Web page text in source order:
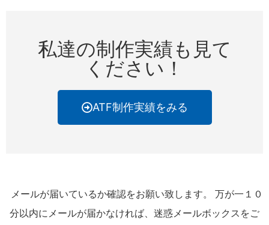
私達の制作実績も見て
ください！
ATF制作実績をみる
メールが届いているか確認をお願い致します。 万が一１０
分以内にメールが届かなければ、迷惑メールボックスをご